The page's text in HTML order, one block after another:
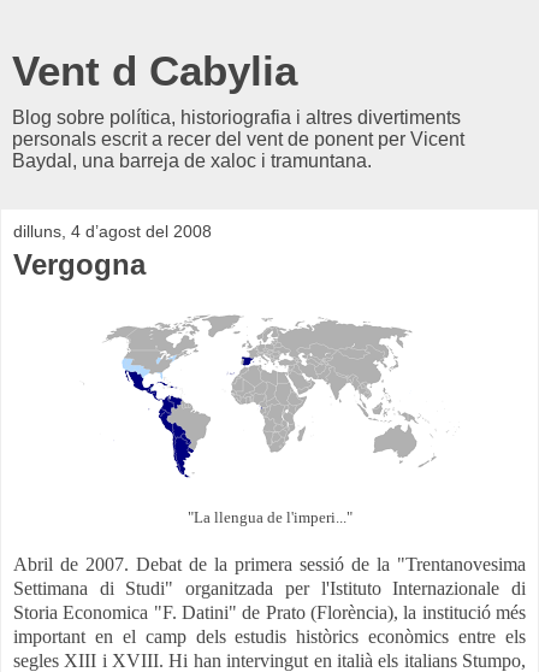
Vent d Cabylia
Blog sobre política, historiografia i altres divertiments
personals escrit a recer del vent de ponent per Vicent
Baydal, una barreja de xaloc i tramuntana.
dilluns, 4 d’agost del 2008
Vergogna
"La llengua de l'imperi..."
Abril de 2007. Debat de la primera sessió de la "Trentanovesima
Settimana di Studi" organitzada per l'Istituto Internazionale di
Storia Economica "F. Datini" de Prato (Florència), la institució més
important en el camp dels estudis històrics econòmics entre els
segles XIII i XVIII. Hi han intervingut en italià els italians Stumpo,